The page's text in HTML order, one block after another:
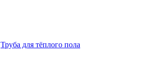
Труба для тёплого пола